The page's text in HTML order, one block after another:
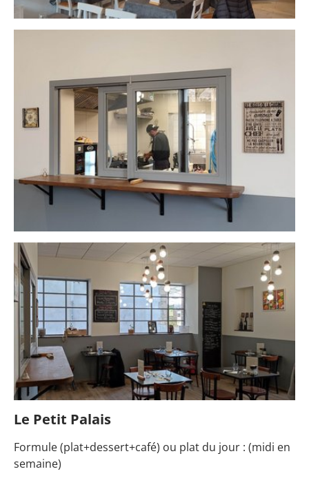
Le Petit Palais
Formule (plat+dessert+café) ou plat du jour : (midi en
semaine)